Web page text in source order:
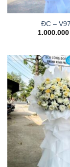
ĐC – V97
1.000.000